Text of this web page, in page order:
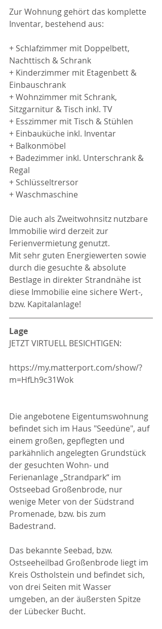
Zur Wohnung gehört das komplette
Inventar, bestehend aus:
+ Schlafzimmer mit Doppelbett,
Nachttisch & Schrank
+ Kinderzimmer mit Etagenbett &
Einbauschrank
+ Wohnzimmer mit Schrank,
Sitzgarnitur & Tisch inkl. TV
+ Esszimmer mit Tisch & Stühlen
+ Einbauküche inkl. Inventar
+ Balkonmöbel
+ Badezimmer inkl. Unterschrank &
Regal
+ Schlüsseltrersor
+ Waschmaschine
Die auch als Zweitwohnsitz nutzbare
Immobilie wird derzeit zur
Ferienvermietung genutzt.
Mit sehr guten Energiewerten sowie
durch die gesuchte & absolute
Bestlage in direkter Strandnähe ist
diese Immobilie eine sichere Wert-,
bzw. Kapitalanlage!
Lage
JETZT VIRTUELL BESICHTIGEN:
https://my.matterport.com/show/?
m=HfLh9c31Wok
Die angebotene Eigentumswohnung
befindet sich im Haus "Seedüne", auf
einem großen, gepflegten und
parkähnlich angelegten Grundstück
der gesuchten Wohn- und
Ferienanlage „Strandpark“ im
Ostseebad Großenbrode, nur
wenige Meter von der Südstrand
Promenade, bzw. bis zum
Badestrand.
Das bekannte Seebad, bzw.
Ostseeheilbad Großenbrode liegt im
Kreis Ostholstein und befindet sich,
von drei Seiten mit Wasser
umgeben, an der äußersten Spitze
der Lübecker Bucht.